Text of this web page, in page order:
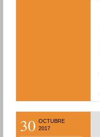
30 OCTUBRE
2017